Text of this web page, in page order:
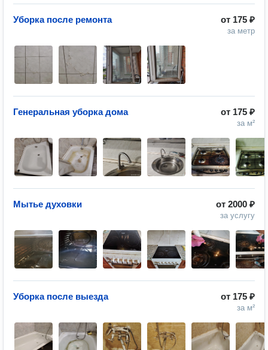
от 175 ₽
за метр
Уборка после ремонта
от 175 ₽
за м²
Генеральная уборка дома
от 2000 ₽
за услугу
Мытье духовки
от 175 ₽
за м²
Уборка после выезда